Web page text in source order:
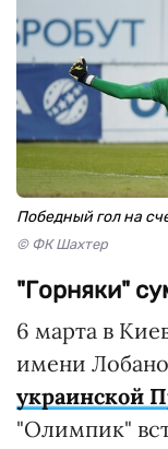
Победный гол на
© ФК Шахтер
"Горняки"
6 марта в
имени
украинской
"Олимпик"